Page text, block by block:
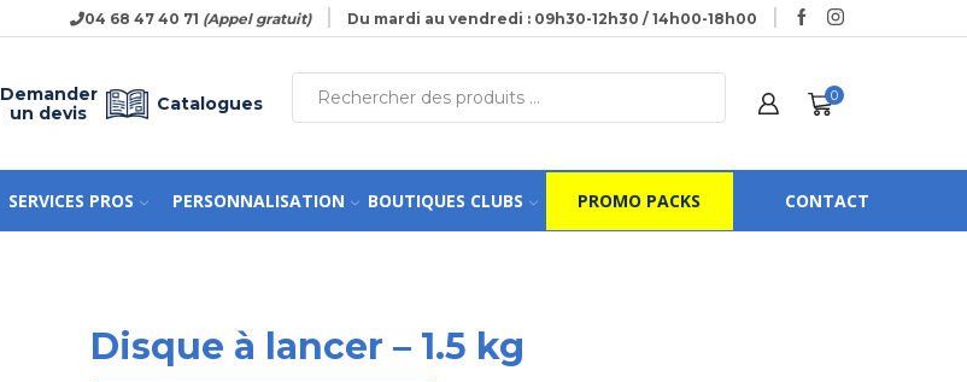
04 68 47 40 71 (Appel gratuit) Du mardi au vendredi : 09h30-12h30 / 14h00-18h00
Demander
un devis
Catalogues 0
SERVICES PROS PERSONNALISATION BOUTIQUES CLUBS PROMO PACKS CONTACT
Disque à lancer – 1.5 kg